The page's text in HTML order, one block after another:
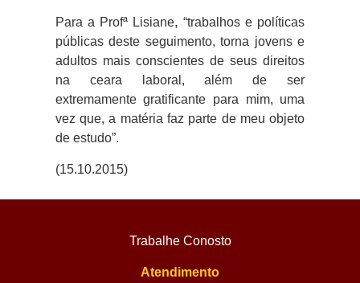
Para a Profª Lisiane, “trabalhos e políticas
públicas deste seguimento, torna jovens e
adultos mais conscientes de seus direitos
na ceara laboral, além de ser
extremamente gratificante para mim, uma
vez que, a matéria faz parte de meu objeto
de estudo”.
(15.10.2015)
Trabalhe Conosto
Atendimento